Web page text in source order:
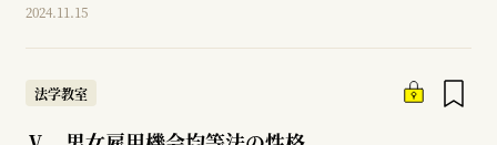
2024.11.15
法学教室